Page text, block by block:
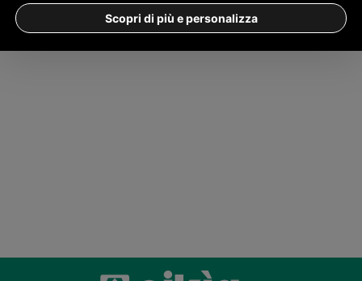
Scopri di più e personalizza